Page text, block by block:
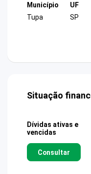
Município
Tupa
UF
SP
Situação
Dívidas ativas e
vencidas
Consultar